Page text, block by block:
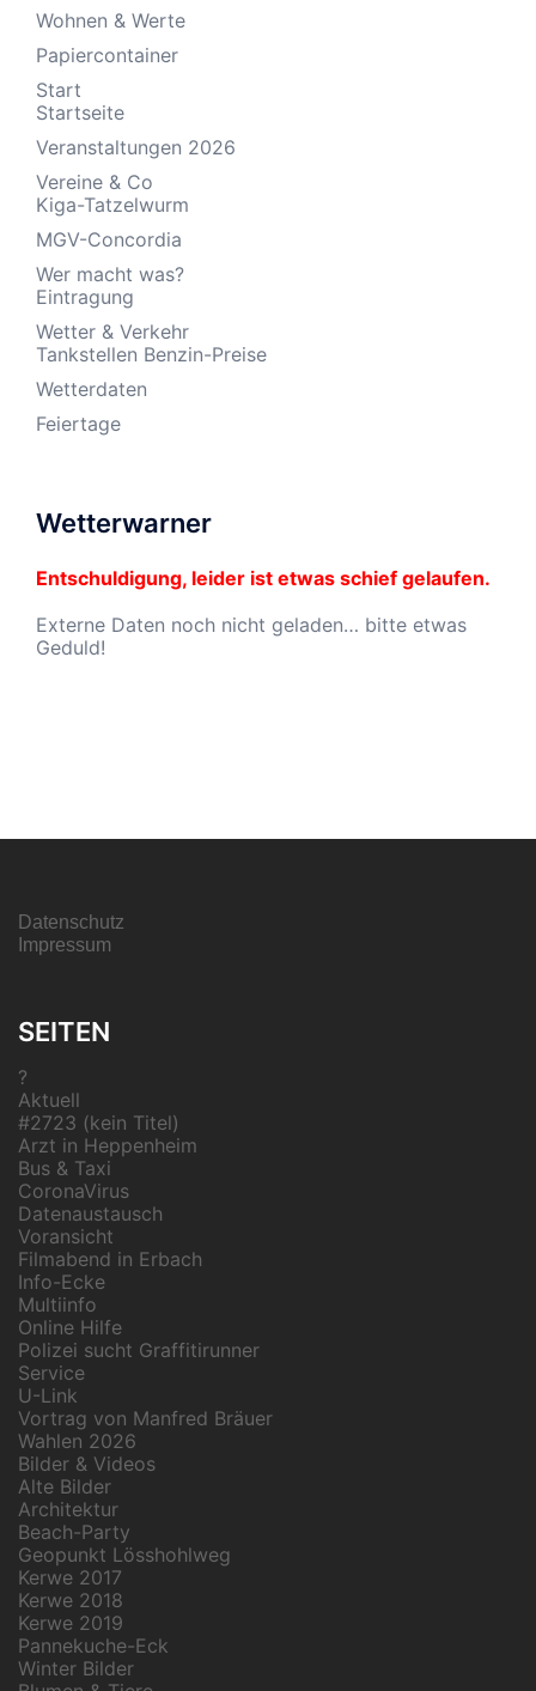
Wohnen & Werte
Papiercontainer
Start
Startseite
Veranstaltungen 2026
Vereine & Co
Kiga-Tatzelwurm
MGV-Concordia
Wer macht was?
Eintragung
Wetter & Verkehr
Tankstellen Benzin-Preise
Wetterdaten
Feiertage
Wetterwarner
Entschuldigung, leider ist etwas schief gelaufen.
Externe Daten noch nicht geladen… bitte etwas
Geduld!
Datenschutz
Impressum
SEITEN
?
Aktuell
#2723 (kein Titel)
Arzt in Heppenheim
Bus & Taxi
CoronaVirus
Datenaustausch
Voransicht
Filmabend in Erbach
Info-Ecke
Multiinfo
Online Hilfe
Polizei sucht Graffitirunner
Service
U-Link
Vortrag von Manfred Bräuer
Wahlen 2026
Bilder & Videos
Alte Bilder
Architektur
Beach-Party
Geopunkt Lösshohlweg
Kerwe 2017
Kerwe 2018
Kerwe 2019
Pannekuche-Eck
Winter Bilder